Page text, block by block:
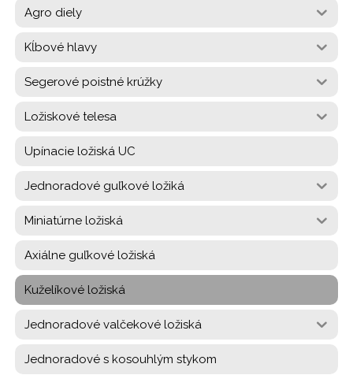
Agro diely
Kĺbové hlavy
Segerové poistné krúžky
Ložiskové telesa
Upínacie ložiská UC
Jednoradové guľkové ložiká
Miniatúrne ložiská
Axiálne guľkové ložiská
Kuželíkové ložiská
Jednoradové valčekové ložiská
Jednoradové s kosouhlým stykom